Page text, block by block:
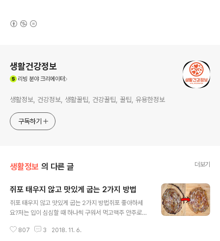
생활건강정보
리빙 분야 크리에이터
생활정보, 건강정보, 생활꿀팁, 건강꿀팁, 꿀팁, 유용한정보
구독하기
생활정보 의 다른 글 더보기
쥐포 태우지 않고 맛있게 굽는 2가지 방법
쥐포 태우지 않고 맛있게 굽는 2가지 방법쥐포 좋아하세
요?저는 입이 심심할 때 하나씩 구워서 먹고맥주 안주로도
늘은 별거 아닌 것 같지만 은근히 어려운쥐포 맛있게 굽는
807 3 2018. 11. 6.